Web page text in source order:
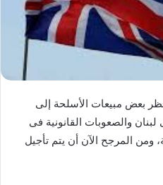
بعض مبيعات الأسلحة إلى
والصعوبات القانونية فى
ومن المرجح الآن أن يتم تأجيل